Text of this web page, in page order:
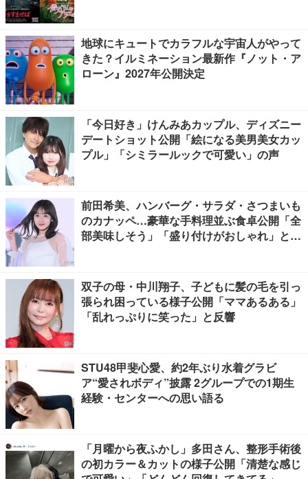
地球にキュートでカラフルな宇宙人がやって
きた？イルミネーション最新作『ノット・ア
ローン』2027年公開決定
「今日好き」けんみあカップル、ディズニー
デートショット公開「絵になる美男美女カッ
プル」「シミラールックで可愛い」の声
前田希美、ハンバーグ・サラダ・さつまいも
のカナッペ…豪華な手料理並ぶ食卓公開「全
部美味しそう」「盛り付けがおしゃれ」と絶
双子の母・中川翔子、子どもに髪の毛を引っ
張られ困っている様子公開「ママあるある」
「乱れっぷりに笑った」と反響
STU48甲斐心愛、約2年ぶり水着グラビ
ア“愛されボディ”披露 2グループでの1期生
経験・センターへの思い語る
「月曜から夜ふかし」多田さん、整形手術後
の初カラー＆カットの様子公開「清楚な感じ